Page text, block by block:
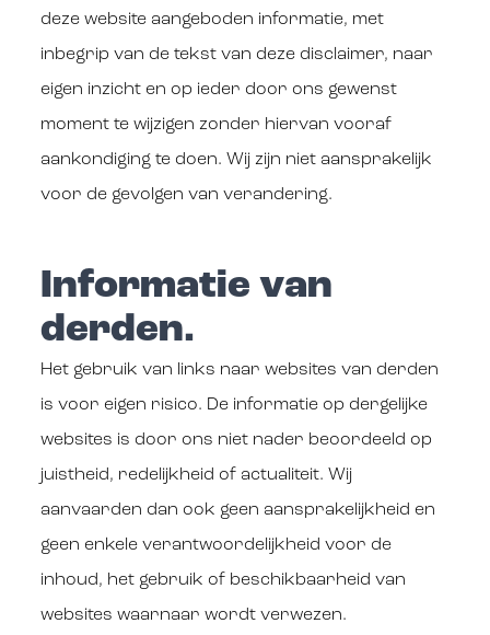
deze website aangeboden informatie, met
inbegrip van de tekst van deze disclaimer, naar
eigen inzicht en op ieder door ons gewenst
moment te wijzigen zonder hiervan vooraf
aankondiging te doen. Wij zijn niet aansprakelijk
voor de gevolgen van verandering.
Informatie van
derden.
Het gebruik van links naar websites van derden
is voor eigen risico. De informatie op dergelijke
websites is door ons niet nader beoordeeld op
juistheid, redelijkheid of actualiteit. Wij
aanvaarden dan ook geen aansprakelijkheid en
geen enkele verantwoordelijkheid voor de
inhoud, het gebruik of beschikbaarheid van
websites waarnaar wordt verwezen.